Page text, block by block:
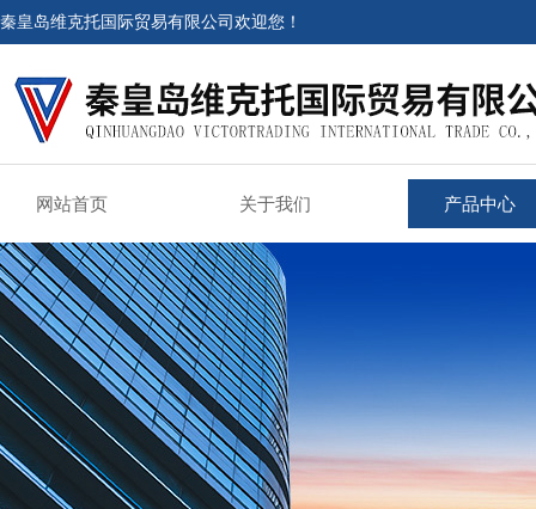
秦皇岛维克托国际贸易有限公司欢迎您！
网站首页 关于我们 产品中心